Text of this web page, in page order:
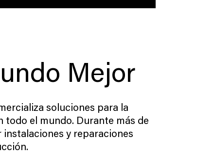
Mejor
soluciones para la
el mundo. Durante más de
y reparaciones